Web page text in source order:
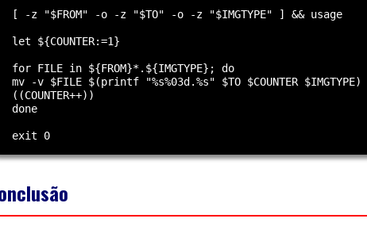
  [ -z "$FROM" -o -z "$TO" -o -z "$IMGTYPE" ] && usage
  let ${COUNTER:=1}
  for FILE in ${FROM}*.${IMGTYPE}; do
  mv -v $FILE $(printf "%s%03d.%s" $TO $COUNTER $IMGTYPE)
  ((COUNTER++))
  done